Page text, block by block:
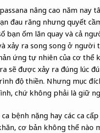
nâng cao năm nay
đau răng nhưng quyết
bạn ốm lăn quay và cả
xảy ra song song ở người
ứng tự nhiên của cơ thể
sẽ được xảy ra đúng lúc
độ thiền. Nhưng mục
chứ không phải là giữ
bệnh nặng hay các ca
cơ bản không thể nào